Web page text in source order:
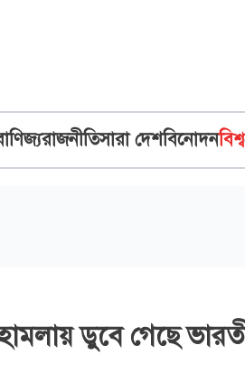
রাজনীতিসারা দেশবিনোদনবিশ্ব
ডুবে গেছে